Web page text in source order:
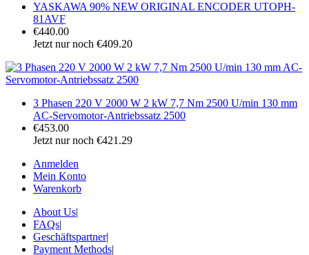
YASKAWA 90% NEW ORIGINAL ENCODER UTOPH-
81AVF
€440.00
Jetzt nur noch €409.20
3 Phasen 220 V 2000 W 2 kW 7,7 Nm 2500 U/min 130 mm
AC-Servomotor-Antriebssatz 2500
€453.00
Jetzt nur noch €421.29
Anmelden
Mein Konto
Warenkorb
About Us|
FAQs|
Geschäftspartner|
Payment Methods|